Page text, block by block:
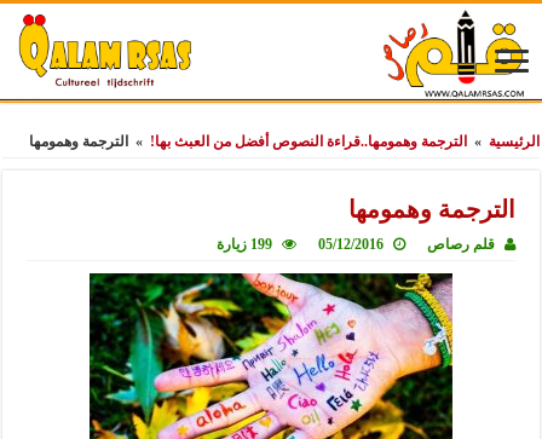
الرئيسية » الترجمة وهمومها..قراءة النصوص أفضل من العبث بها! » الترجمة وهمومها
الترجمة وهمومها
قلم رصاص 05/12/2016 199 زيارة